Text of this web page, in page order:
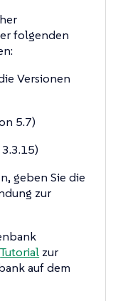
folgenden
Versionen
5.7)
geben Sie die
zur
Tutorial zur
auf dem